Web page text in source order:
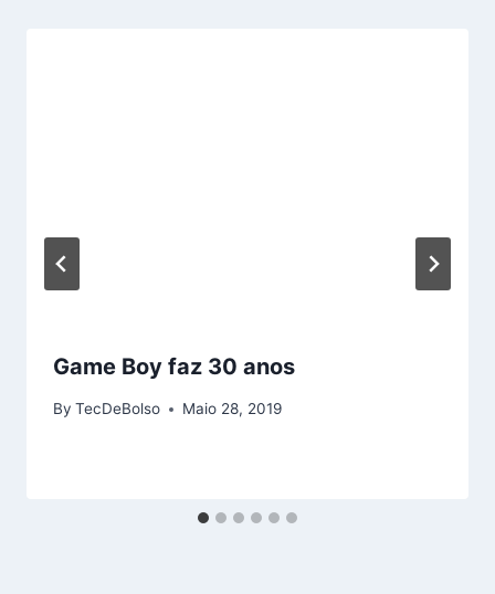
Game Boy faz 30 anos
By TecDeBolso Maio 28, 2019